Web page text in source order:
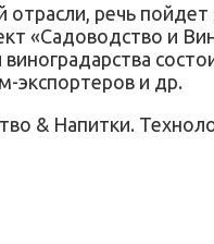
отрасли, речь
«Садоводство и
экспортеров и др.
& Напитки.